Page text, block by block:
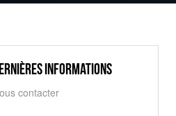
informations
contacter